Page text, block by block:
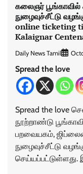
கலைஞர்
நுழைவுச்சீட்டு
online ticketing
Kalaignar
Daily News Tamil
Spread the love
Spread the
நூற்றாண்டு
பறவையகம்,
நுழைவுச்சீட்டு
செய்யப்பட்டுள்ளது.